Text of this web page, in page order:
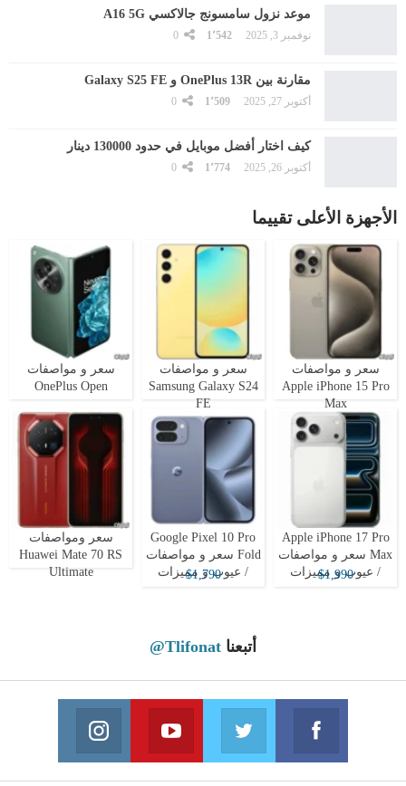
موعد نزول سامسونج جالاكسي A16 5G
نوفمبر 3, 2025 1٬542
مقارنة بين OnePlus 13R و Galaxy S25 FE
أكتوبر 27, 2025 1٬509
كيف اختار أفضل موبايل في حدود 130000 دينار
أكتوبر 26, 2025 1٬774
الأجهزة الأعلى تقييما
سعر و مواصفات
Apple iPhone 15 Pro
Max
سعر و مواصفات
Samsung Galaxy S24
FE
سعر و مواصفات
OnePlus Open
Apple iPhone 17 Pro
Max سعر و مواصفات
/ عيوب و مميزات
$1,990
Google Pixel 10 Pro
Fold سعر و مواصفات
/ عيوب و مميزات
$1,790
سعر ومواصفات
Huawei Mate 70 RS
Ultimate
أتبعنا @Tlifonat
Facebook
Join us on Facebook
Twitter
Join us on Twitter
Youtube
Join us on Youtube